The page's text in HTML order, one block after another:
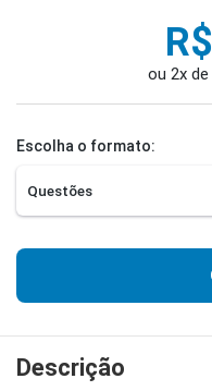
ou 2x de
Escolha o formato:
Descrição